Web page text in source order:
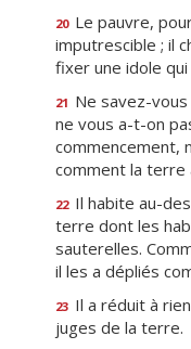
20 Le pauvre,
imputrescible ; il
fixer une idole qui
21 Ne savez-
ne vous a-t-on
commencement,
comment la terre
22 Il habite au-
terre dont les
sauterelles.
il les a dépliés
23 Il a réduit à
juges de la terre.